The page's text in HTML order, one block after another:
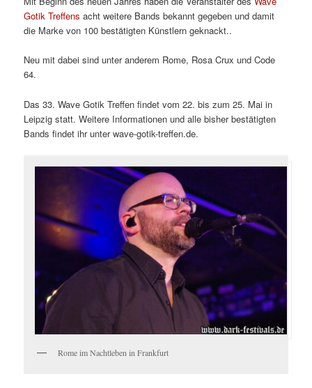
Gotik Treffens acht weitere Bands bekannt gegeben und damit
die Marke von 100 bestätigten Künstlern geknackt..
Neu mit dabei sind unter anderem Rome, Rosa Crux und Code
64.
Das 33. Wave Gotik Treffen findet vom 22. bis zum 25. Mai in
Leipzig statt. Weitere Informationen und alle bisher bestätigten
Bands findet ihr unter wave-gotik-treffen.de.
Rome im Nachtleben in Frankfurt